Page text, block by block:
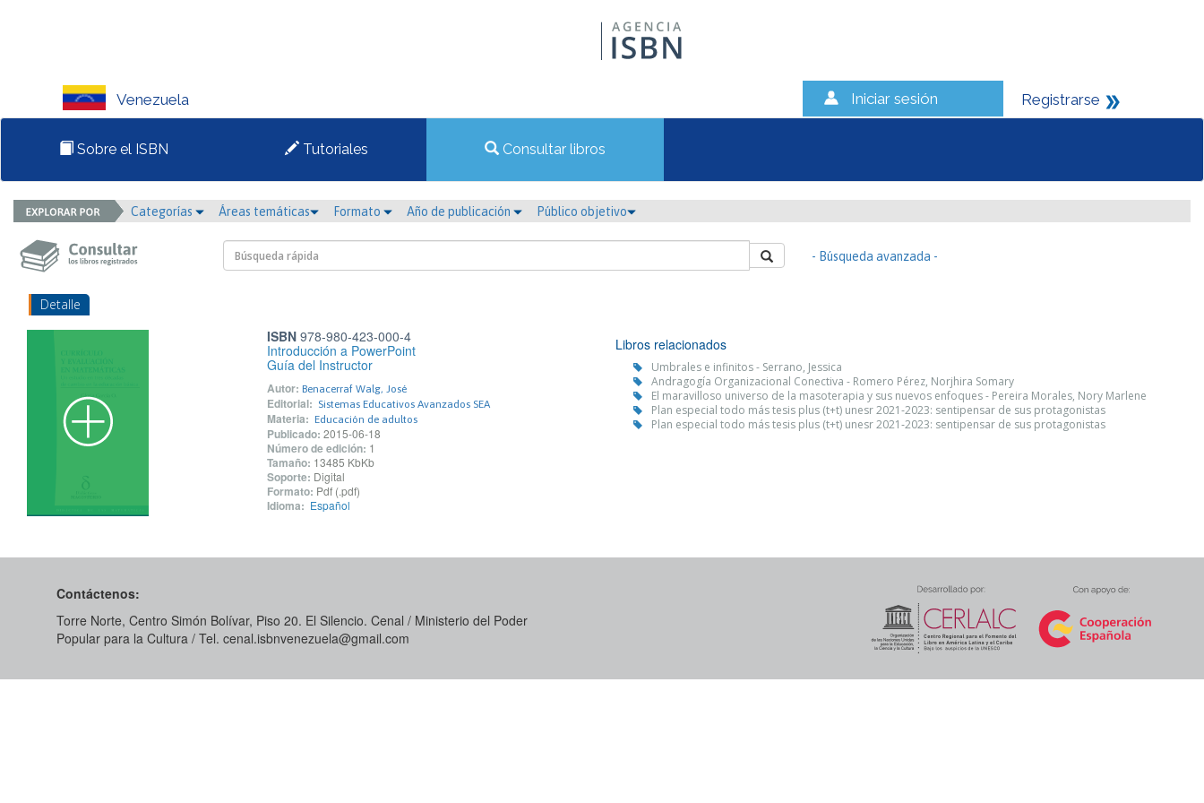
Venezuela Iniciar sesión Registrarse
Sobre el ISBN Tutoriales Consultar libros
Categorías Áreas temáticas Formato Año de publicación Público objetivo
- Búsqueda avanzada -
Detalle
ISBN978-980-423-000-4
Introducción a PowerPoint
Guía del Instructor
Autor: Benacerraf Walg, José
Editorial: Sistemas Educativos Avanzados SEA
Materia: Educación de adultos
Publicado: 2015-06-18
Número de edición: 1
Tamaño: 13485 KbKb
Soporte: Digital
Formato: Pdf (.pdf)
Idioma: Español
Libros relacionados
Umbrales e infinitos - Serrano, Jessica
Andragogía Organizacional Conectiva - Romero Pérez, Norjhira Somary
El maravilloso universo de la masoterapia y sus nuevos enfoques - Pereira Morales, Nory Marlene
Plan especial todo más tesis plus (t+t) unesr 2021‑2023: sentipensar de sus protagonistas
Plan especial todo más tesis plus (t+t) unesr 2021‑2023: sentipensar de sus protagonistas
Contáctenos:
Torre Norte, Centro Simón Bolívar, Piso 20. El Silencio. Cenal / Ministerio del Poder
Popular para la Cultura / Tel. cenal.isbnvenezuela@gmail.com